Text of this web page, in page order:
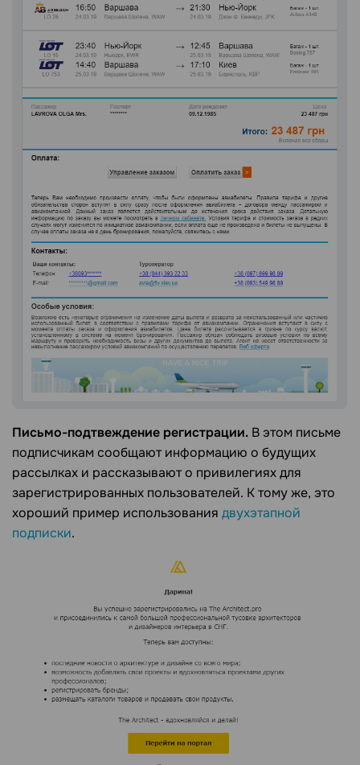
Письмо-подтвеждение регистрации. В этом письме
подписчикам сообщают информацию о будущих
рассылках и рассказывают о привилегиях для
зарегистрированных пользователей. К тому же, это
хороший пример использования двухэтапной
подписки.